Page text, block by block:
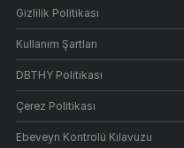
Gizlilik Politikası
Kullanım Şartları
DBTHY Politikası
Çerez Politikası
Ebeveyn Kontrolü Kılavuzu